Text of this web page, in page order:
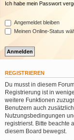
Ich habe mein Passwort
Angemeldet bleiben
Meinen Online-Status
REGISTRIEREN
Du musst in diesem
Registrierung ist in
weitere Funktionen
Benutzern auch
Nutzungsbedingungen
registrierst. Bitte beachte
diesem Board bewegst.